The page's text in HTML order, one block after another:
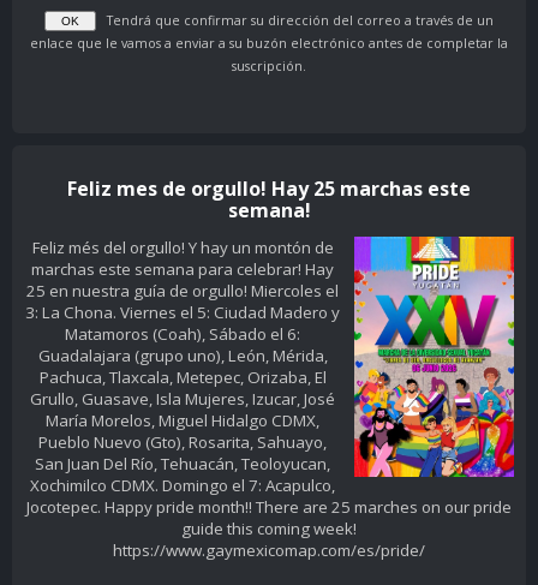
Tendrá que confirmar su dirección del correo a través de un
enlace que le vamos a enviar a su buzón electrónico antes de completar la
suscripción.
Feliz mes de orgullo! Hay 25 marchas este
semana!
Feliz més del orgullo! Y hay un montón de
marchas este semana para celebrar! Hay
25 en nuestra guía de orgullo! Miercoles el
3: La Chona. Viernes el 5: Ciudad Madero y
Matamoros (Coah), Sábado el 6:
Guadalajara (grupo uno), León, Mérida,
Pachuca, Tlaxcala, Metepec, Orizaba, El
Grullo, Guasave, Isla Mujeres, Izucar, José
María Morelos, Miguel Hidalgo CDMX,
Pueblo Nuevo (Gto), Rosarita, Sahuayo,
San Juan Del Río, Tehuacán, Teoloyucan,
Xochimilco CDMX. Domingo el 7: Acapulco,
Jocotepec. Happy pride month!! There are 25 marches on our pride
guide this coming week!
https://www.gaymexicomap.com/es/pride/